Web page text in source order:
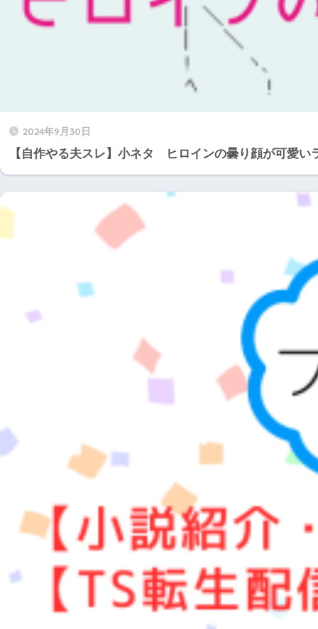
2024年9月30日
【自作やる夫スレ】小ネタ ヒロインの曇り顔が可愛い